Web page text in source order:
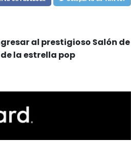
al prestigioso Salón de
la estrella pop